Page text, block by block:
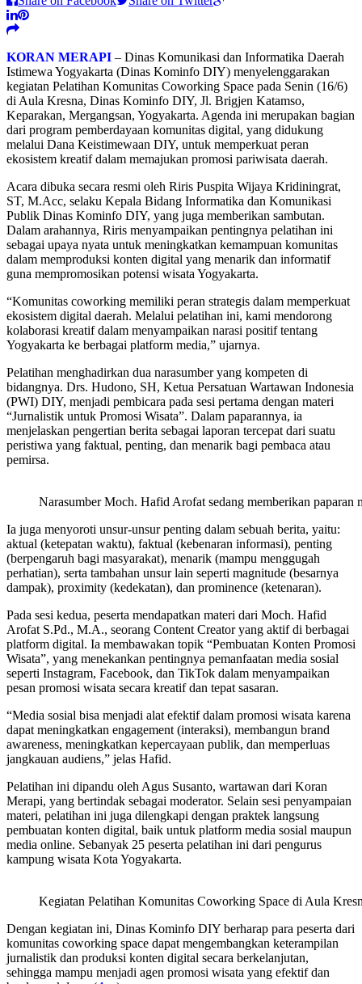
KORAN MERAPI – Dinas Komunikasi dan Informatika Daerah
Istimewa Yogyakarta (Dinas Kominfo DIY) menyelenggarakan
kegiatan Pelatihan Komunitas Coworking Space pada Senin (16/6)
di Aula Kresna, Dinas Kominfo DIY, Jl. Brigjen Katamso,
Keparakan, Mergangsan, Yogyakarta. Agenda ini merupakan bagian
dari program pemberdayaan komunitas digital, yang didukung
melalui Dana Keistimewaan DIY, untuk memperkuat peran
ekosistem kreatif dalam memajukan promosi pariwisata daerah.
Acara dibuka secara resmi oleh Riris Puspita Wijaya Kridiningrat,
ST, M.Acc, selaku Kepala Bidang Informatika dan Komunikasi
Publik Dinas Kominfo DIY, yang juga memberikan sambutan.
Dalam arahannya, Riris menyampaikan pentingnya pelatihan ini
sebagai upaya nyata untuk meningkatkan kemampuan komunitas
dalam memproduksi konten digital yang menarik dan informatif
guna mempromosikan potensi wisata Yogyakarta.
“Komunitas coworking memiliki peran strategis dalam memperkuat
ekosistem digital daerah. Melalui pelatihan ini, kami mendorong
kolaborasi kreatif dalam menyampaikan narasi positif tentang
Yogyakarta ke berbagai platform media,” ujarnya.
Pelatihan menghadirkan dua narasumber yang kompeten di
bidangnya. Drs. Hudono, SH, Ketua Persatuan Wartawan Indonesia
(PWI) DIY, menjadi pembicara pada sesi pertama dengan materi
“Jurnalistik untuk Promosi Wisata”. Dalam paparannya, ia
menjelaskan pengertian berita sebagai laporan tercepat dari suatu
peristiwa yang faktual, penting, dan menarik bagi pembaca atau
pemirsa.
Narasumber Moch. Hafid Arofat sedang memberikan paparan
Ia juga menyoroti unsur-unsur penting dalam sebuah berita, yaitu:
aktual (ketepatan waktu), faktual (kebenaran informasi), penting
(berpengaruh bagi masyarakat), menarik (mampu menggugah
perhatian), serta tambahan unsur lain seperti magnitude (besarnya
dampak), proximity (kedekatan), dan prominence (ketenaran).
Pada sesi kedua, peserta mendapatkan materi dari Moch. Hafid
Arofat S.Pd., M.A., seorang Content Creator yang aktif di berbagai
platform digital. Ia membawakan topik “Pembuatan Konten Promosi
Wisata”, yang menekankan pentingnya pemanfaatan media sosial
seperti Instagram, Facebook, dan TikTok dalam menyampaikan
pesan promosi wisata secara kreatif dan tepat sasaran.
“Media sosial bisa menjadi alat efektif dalam promosi wisata karena
dapat meningkatkan engagement (interaksi), membangun brand
awareness, meningkatkan kepercayaan publik, dan memperluas
jangkauan audiens,” jelas Hafid.
Pelatihan ini dipandu oleh Agus Susanto, wartawan dari Koran
Merapi, yang bertindak sebagai moderator. Selain sesi penyampaian
materi, pelatihan ini juga dilengkapi dengan praktek langsung
pembuatan konten digital, baik untuk platform media sosial maupun
media online. Sebanyak 25 peserta pelatihan ini dari pengurus
kampung wisata Kota Yogyakarta.
Kegiatan Pelatihan Komunitas Coworking Space di Aula
Dengan kegiatan ini, Dinas Kominfo DIY berharap para peserta dari
komunitas coworking space dapat mengembangkan keterampilan
jurnalistik dan produksi konten digital secara berkelanjutan,
sehingga mampu menjadi agen promosi wisata yang efektif dan